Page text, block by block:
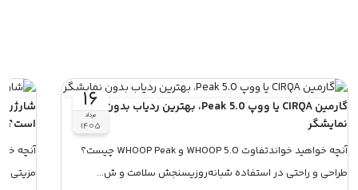
۱۶
مرداد
۱۴۰۵
گارمین CIRQA یا ووپ 5.0 Peak، بهترین ردیاب بدون
نمایشگر
آنچه خواهید خواندتفاوت WHOOP 5.0 و WHOOP Peak چیست؟
طراحی و راحتی در استفاده شبانه‌روزیسنجش سلامت و ش...
است؟
مزیتی